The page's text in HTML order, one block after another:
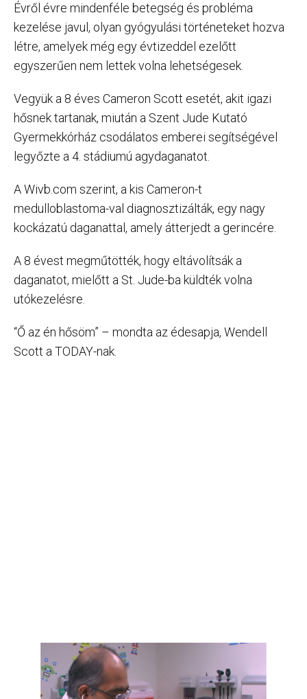
Évről évre mindenféle betegség és probléma
kezelése javul, olyan gyógyulási történeteket hozva
létre, amelyek még egy évtizeddel ezelőtt
egyszerűen nem lettek volna lehetségesek.
Vegyük a 8 éves Cameron Scott esetét, akit igazi
hősnek tartanak, miután a Szent Jude Kutató
Gyermekkórház csodálatos emberei segítségével
legyőzte a 4. stádiumú agydaganatot.
A Wivb.com szerint, a kis Cameron-t
medulloblastoma-val diagnosztizálták, egy nagy
kockázatú daganattal, amely átterjedt a gerincére.
A 8 évest megműtötték, hogy eltávolítsák a
daganatot, mielőtt a St. Jude-ba küldték volna
utókezelésre.
“Ő az én hősöm” – mondta az édesapja, Wendell
Scott a TODAY-nak.